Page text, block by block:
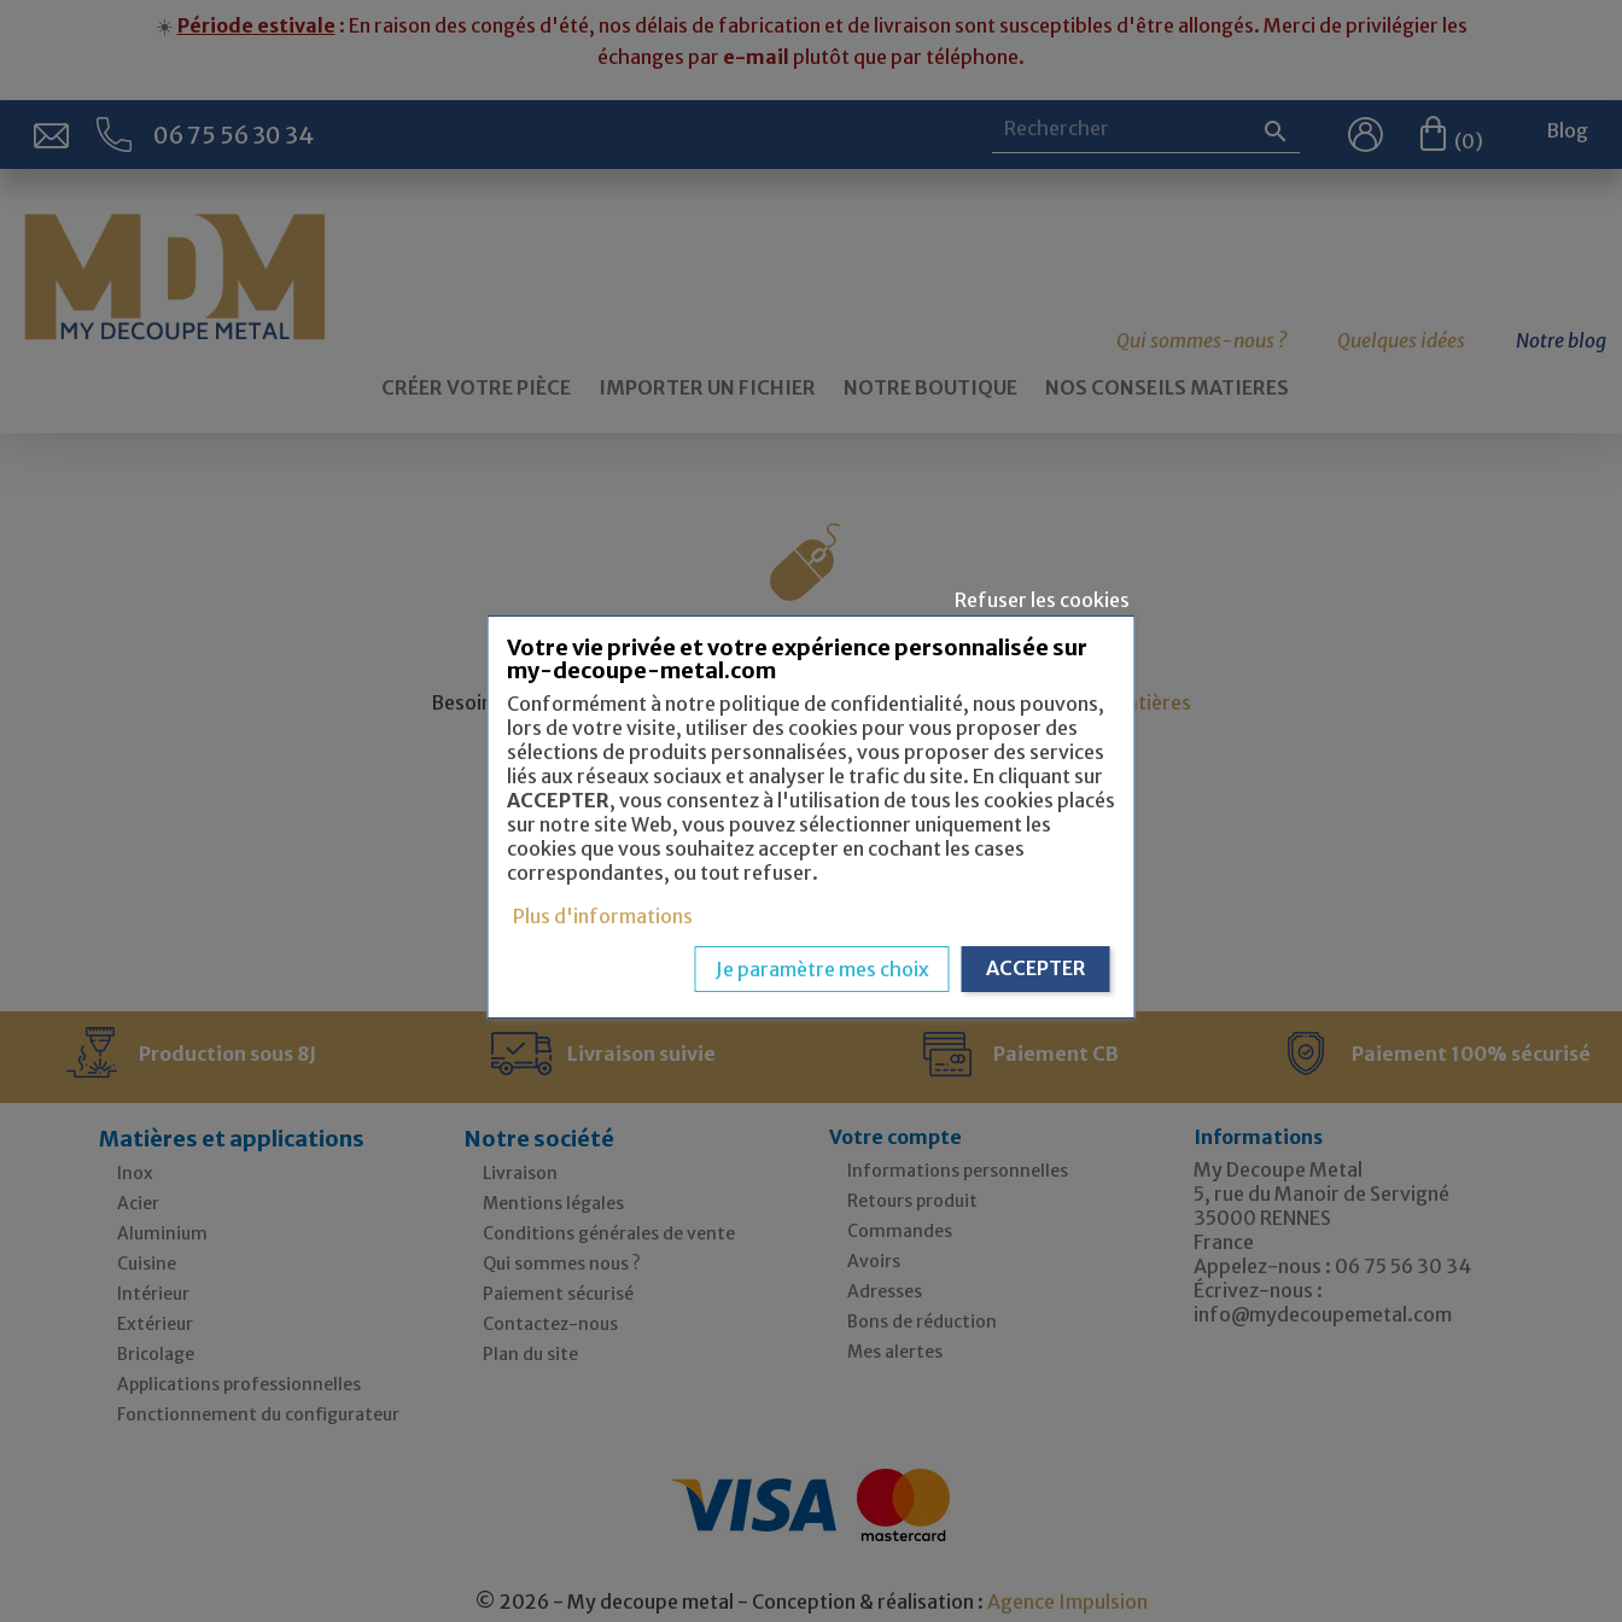
☀️ Période estivale : En raison des congés d'été, nos délais de fabrication et de livraison sont susceptibles d'être allongés. Merci de privilégier les
échanges par e-mail plutôt que par téléphone.
06 75 56 30 34  (0) Blog
Qui sommes-nous ? Quelques idées
Notre blog
CRÉER VOTRE PIÈCE
IMPORTER UN FICHIER NOTRE BOUTIQUE NOS CONSEILS MATIERES
Votre pièce sur mesure en quelques clic !
Créer votre pièce sur-mesure avec notre configurateur !
Besoin d’un conseil dans le choix des matériaux ? Consultez notre Guide des matières
TYPE DE PIÈCE :
Sans pliage
Production sous 8J Livraison suivie Paiement CB Paiement 100% sécurisé
Matières et applications
Inox
Acier
Aluminium
Cuisine
Intérieur
Extérieur
Bricolage
Applications professionnelles
Fonctionnement du configurateur
Notre société
Livraison
Mentions légales
Conditions générales de vente
Qui sommes nous ?
Paiement sécurisé
Contactez-nous
Plan du site
Votre compte
Informations personnelles
Retours produit
Commandes
Avoirs
Adresses
Bons de réduction
Mes alertes
Informations
My Decoupe Metal
5, rue du Manoir de Servigné
35000 RENNES
France
Appelez-nous : 06 75 56 30 34
Écrivez-nous :
info@mydecoupemetal.com
Refuser les cookies
Votre vie privée et votre expérience personnalisée sur
my-decoupe-metal.com
Conformément à notre politique de confidentialité, nous pouvons,
lors de votre visite, utiliser des cookies pour vous proposer des
sélections de produits personnalisées, vous proposer des services
liés aux réseaux sociaux et analyser le trafic du site. En cliquant sur
ACCEPTER, vous consentez à l'utilisation de tous les cookies placés
sur notre site Web, vous pouvez sélectionner uniquement les
cookies que vous souhaitez accepter en cochant les cases
correspondantes, ou tout refuser.
Plus d'informations
Je paramètre mes choix ACCEPTER
© 2026 - My decoupe metal - Conception & réalisation : Agence Impulsion